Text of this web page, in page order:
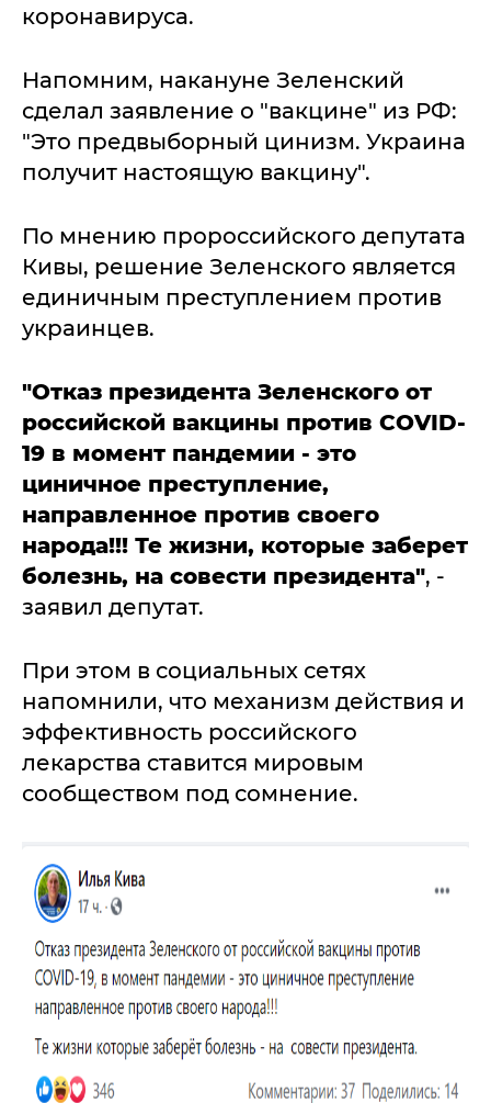
коронавируса.
Напомним, накануне Зеленский
сделал заявление о "вакцине" из РФ:
"Это предвыборный цинизм. Украина
получит настоящую вакцину".
По мнению пророссийского депутата
Кивы, решение Зеленского является
единичным преступлением против
украинцев.
"Отказ президента Зеленского от
российской вакцины против COVID-
19 в момент пандемии - это
циничное преступление,
направленное против своего
народа!!! Те жизни, которые заберет
болезнь, на совести президента", -
заявил депутат.
При этом в социальных сетях
напомнили, что механизм действия и
эффективность российского
лекарства ставится мировым
сообществом под сомнение.